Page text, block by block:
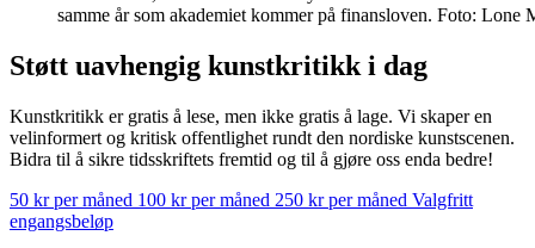
samme år som akademiet kommer på finansloven. Foto: Lone
Støtt uavhengig kunstkritikk i dag
Kunstkritikk er gratis å lese, men ikke gratis å lage. Vi skaper en
velinformert og kritisk offentlighet rundt den nordiske kunstscenen.
Bidra til å sikre tidsskriftets fremtid og til å gjøre oss enda bedre!
50 kr per måned 100 kr per måned 250 kr per måned Valgfritt
engangsbeløp